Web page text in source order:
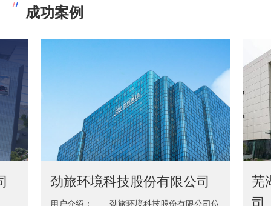
成功案例
劲旅环境科技股份有限公司
用户介绍： 劲旅环境科技股份有限公司位
芜
司